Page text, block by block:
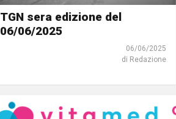
TGN sera edizione del
06/06/2025
06/06/2025
di Redazione